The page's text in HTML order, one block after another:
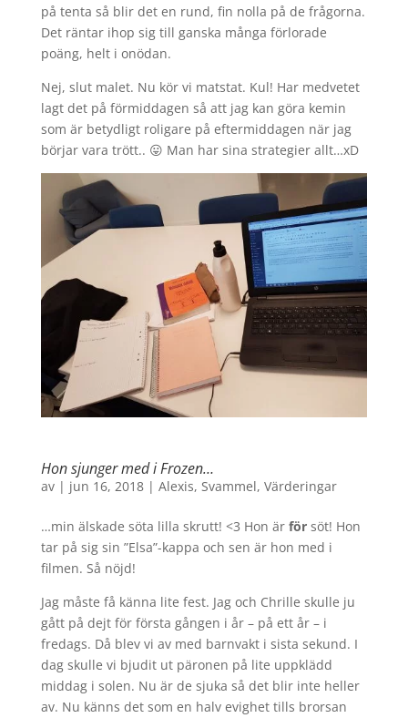
på tenta så blir det en rund, fin nolla på de frågorna.
Det räntar ihop sig till ganska många förlorade
poäng, helt i onödan.
Nej, slut malet. Nu kör vi matstat. Kul! Har medvetet
lagt det på förmiddagen så att jag kan göra kemin
som är betydligt roligare på eftermiddagen när jag
börjar vara trött.. 😛 Man har sina strategier allt…xD
Hon sjunger med i Frozen…
av | jun 16, 2018| Alexis, Svammel, Värderingar
…min älskade söta lilla skrutt! <3 Hon är försöt! Hon
tar på sig sin ”Elsa”-kappa och sen är hon med i
filmen. Så nöjd!
Jag måste få känna lite fest. Jag och Chrille skulle ju
gått på dejt för första gången i år – på ett år – i
fredags. Då blev vi av med barnvakt i sista sekund. I
dag skulle vi bjudit ut päronen på lite uppklädd
middag i solen. Nu är de sjuka så det blir inte heller
av. Nu känns det som en halv evighet tills brorsan